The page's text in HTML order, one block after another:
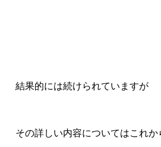
結果的には続けられていますが
その詳しい内容についてはこれ